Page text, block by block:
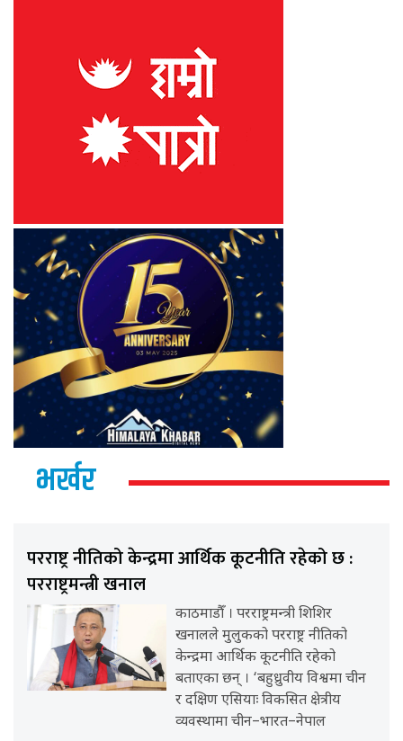
भर्खर
परराष्ट्र नीतिको केन्द्रमा आर्थिक कूटनीति रहेको छ :
परराष्ट्रमन्त्री खनाल
काठमाडौँ । परराष्ट्रमन्त्री शिशिर
खनालले मुलुकको परराष्ट्र नीतिको
केन्द्रमा आर्थिक कूटनीति रहेको
बताएका छन् । ‘बहुध्रुवीय विश्वमा चीन
र दक्षिण एसियाः विकसित क्षेत्रीय
व्यवस्थामा चीन–भारत–नेपाल